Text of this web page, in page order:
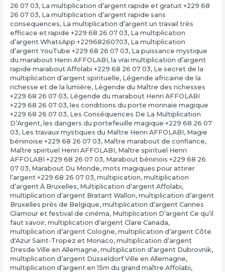
26 07 03, La multiplication d’argent rapide et gratuit +229 68
26 07 03, La multiplication d’argent rapide sans
consequences, La multiplication d’argent un travail très
efficace et rapide +229 68 26 07 03, La multiplication
d’argent WhatsApp +22968260703, La multiplication
d’argent YouTube +229 68 26 07 03, La puissance mystique
du marabout Henri AFFOLABI, la vrai multiplication d’argent
rapide marabout Affolabi +229 68 26 07 03, Le secret de la
multiplication d’argent spirituelle, Légende africaine de la
richesse et de la lumière, Légende du Maître des richesses
+229 68 26 07 03, Légende du marabout Henri AFFOLABI
+229 68 26 07 03, les conditions du porte monnaie magique
+229 68 26 07 03, Les Conséquences De La Multiplication
D’Argent, les dangers du portefeuille magique +229 68 26 07
03, Les travaux mystiques du Maître Henri AFFOLABI, Magie
béninoise +229 68 26 07 03, Maître marabout de confiance,
Maître spirituel Henri AFFOLABI, Maître spirituel Henri
AFFOLABI +229 68 26 07 03, Marabout béninois +229 68 26
07 03, Marabout Du Monde, mots magiques pour attirer
l’argent +229 68 26 07 03, multipication, multiplication
d’argent À Bruxelles, Multiplication d’argent Affolabi,
multiplication d’argent Bratant Wallon, multiplication d’argent
Bruxelles près de Belgique, multiplication d’argent Cannes
Glamour et festival de cinéma, Multiplication D’argent Ce qu’il
faut savoir, multiplication d’argent Clare Canada,
multiplication d’argent Cologne, multiplication d’argent Côte
d'Azur Saint-Tropez et Monaco, multiplication d’argent
Dresde Ville en Allemagne, multiplication d’argent Dubrovnik,
multiplication d’argent Düsseldorf Ville en Allemagne,
multiplication d’argent en 15m du grand maître Affolabi,